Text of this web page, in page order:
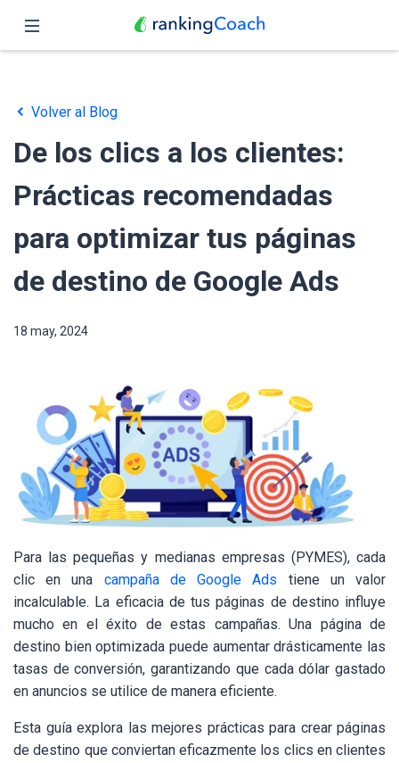
Funciones
Precio
Revendedores
Blog
Español
Volver al Blog
De los clics a los clientes:
Prácticas recomendadas
para optimizar tus páginas
de destino de Google Ads
18 may, 2024
Para las pequeñas y medianas empresas (PYMES), cada
clic en una campaña de Google Ads tiene un valor
incalculable. La eficacia de tus páginas de destino influye
mucho en el éxito de estas campañas. Una página de
destino bien optimizada puede aumentar drásticamente las
tasas de conversión, garantizando que cada dólar gastado
en anuncios se utilice de manera eficiente.
Esta guía explora las mejores prácticas para crear páginas
de destino que conviertan eficazmente los clics en clientes